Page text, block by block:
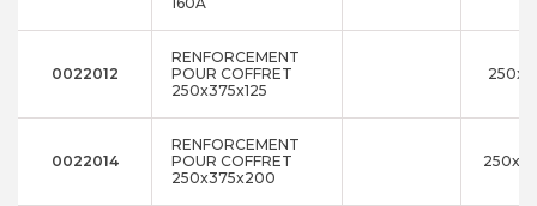
0022012
RENFORCEMENT
POUR COFFRET
250x375x125
0022014
RENFORCEMENT
POUR COFFRET
250x375x200